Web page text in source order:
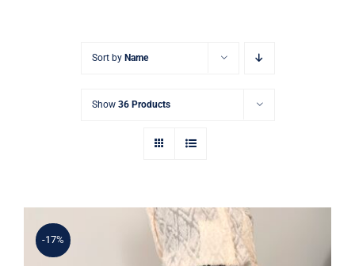
Sort by Name
Show 36 Products
-17%